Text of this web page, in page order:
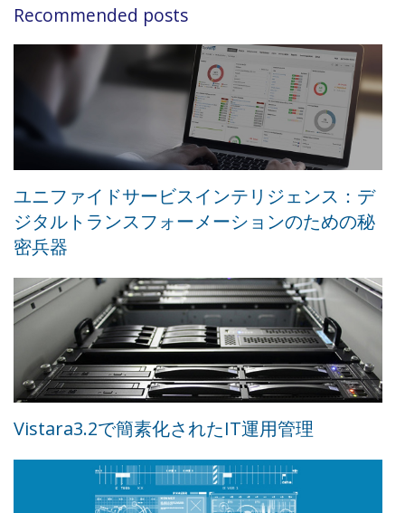
Recommended posts
ユニファイドサービスインテリジェンス：デ
ジタルトランスフォーメーションのための秘
密兵器
Vistara3.2で簡素化されたIT運用管理